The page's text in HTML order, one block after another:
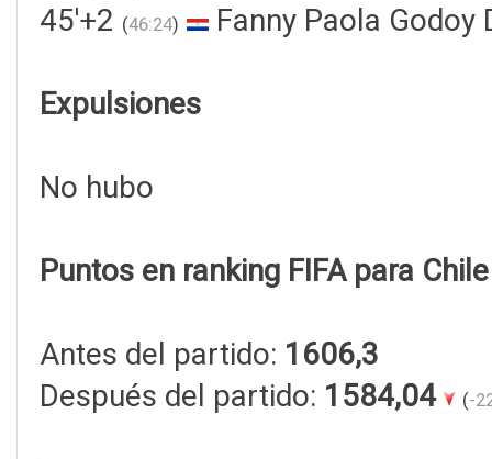
45'+2 (46:24) Fanny Paola Godoy
Expulsiones
No hubo
Puntos en ranking FIFA para Chile
Antes del partido: 1606,3
Después del partido: 1584,04 (-